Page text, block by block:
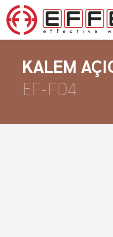
KALEM
EF-FD4